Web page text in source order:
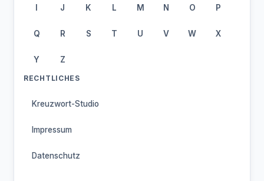
I J K L M N O P
Q R S T U V W X
Y Z
RECHTLICHES
Kreuzwort-Studio
Impressum
Datenschutz